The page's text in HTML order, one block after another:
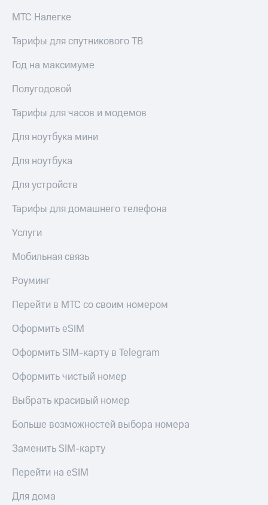
МТС Налегке
Тарифы для спутникового ТВ
Год на максимуме
Полугодовой
Тарифы для часов и модемов
Для ноутбука мини
Для ноутбука
Для устройств
Тарифы для домашнего телефона
Услуги
Мобильная связь
Роуминг
Перейти в МТС со своим номером
Оформить eSIM
Оформить SIM-карту в Telegram
Оформить чистый номер
Выбрать красивый номер
Больше возможностей выбора номера
Заменить SIM-карту
Перейти на eSIM
Для дома